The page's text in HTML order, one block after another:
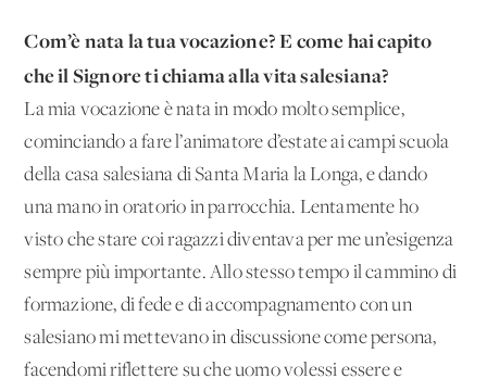
Com’è nata la tua vocazione? E come hai capito
che il Signore ti chiama alla vita salesiana?
La mia vocazione è nata in modo molto semplice,
cominciando a fare l’animatore d’estate ai campi scuola
della casa salesiana di Santa Maria la Longa, e dando
una mano in oratorio in parrocchia. Lentamente ho
visto che stare coi ragazzi diventava per me un’esigenza
sempre più importante. Allo stesso tempo il cammino di
formazione, di fede e di accompagnamento con un
salesiano mi mettevano in discussione come persona,
facendomi riflettere su che uomo volessi essere e